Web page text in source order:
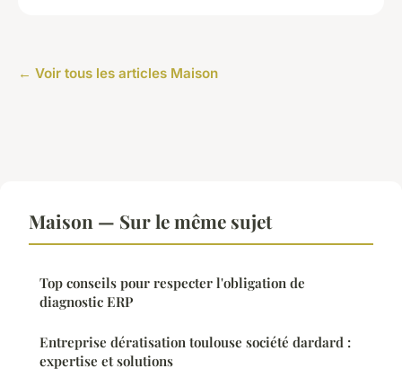
← Voir tous les articles Maison
Maison — Sur le même sujet
Top conseils pour respecter l'obligation de
diagnostic ERP
Entreprise dératisation toulouse société dardard :
expertise et solutions